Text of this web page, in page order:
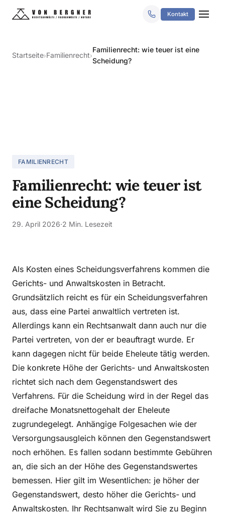
Kontakt
Startseite›Familienrecht›
Familienrecht: wie teuer ist eine
Scheidung?
FAMILIENRECHT
Familienrecht: wie teuer ist
eine Scheidung?
29. April 2026·2 Min. Lesezeit
Als Kosten eines Scheidungsverfahrens kommen die
Gerichts- und Anwaltskosten in Betracht.
Grundsätzlich reicht es für ein Scheidungsverfahren
aus, dass eine Partei anwaltlich vertreten ist.
Allerdings kann ein Rechtsanwalt dann auch nur die
Partei vertreten, von der er beauftragt wurde. Er
kann dagegen nicht für beide Eheleute tätig werden.
Die konkrete Höhe der Gerichts- und Anwaltskosten
richtet sich nach dem Gegenstandswert des
Verfahrens. Für die Scheidung wird in der Regel das
dreifache Monatsnettogehalt der Eheleute
zugrundegelegt. Anhängige Folgesachen wie der
Versorgungsausgleich können den Gegenstandswert
noch erhöhen. Es fallen sodann bestimmte Gebühren
an, die sich an der Höhe des Gegenstandswertes
bemessen. Hier gilt im Wesentlichen: je höher der
Gegenstandswert, desto höher die Gerichts- und
Anwaltskosten. Ihr Rechtsanwalt wird Sie zu Beginn